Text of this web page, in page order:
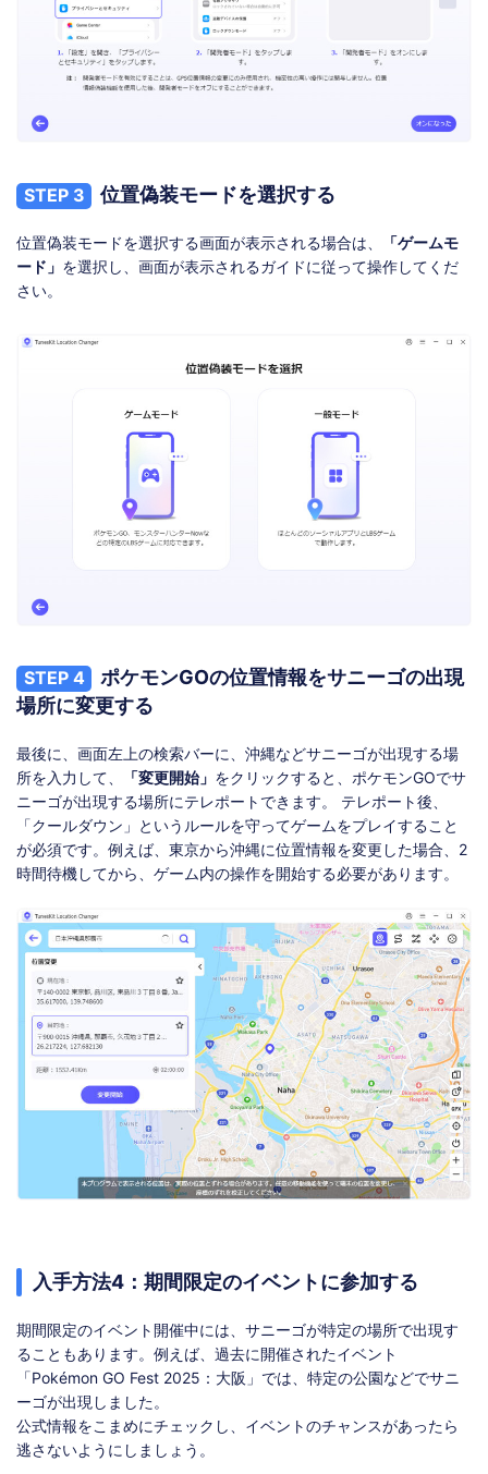
STEP 3 位置偽装モードを選択する
位置偽装モードを選択する画面が表示される場合は、
「ゲームモ
ード」 を選択し、画面が表示されるガイドに従って操作してくだ
さい。
STEP 4
ポケモンGOの位置情報をサニーゴの出現
場所に変更する
最後に、画面左上の検索バーに、沖縄などサニーゴが出現する場
所を入力して、
「変更開始」 をクリックすると、ポケモンGOでサ
ニーゴが出現する場所にテレポートできます。 テレポート後、
「クールダウン」というルールを守ってゲームをプレイすること
が必須です。例えば、東京から沖縄に位置情報を変更した場合、2
時間待機してから、ゲーム内の操作を開始する必要があります。
入手方法4：期間限定のイベントに参加する
期間限定のイベント開催中には、サニーゴが特定の場所で出現す
ることもあります。例えば、過去に開催されたイベント
「Pokémon GO Fest 2025：大阪」では、特定の公園などでサニ
ーゴが出現しました。
公式情報をこまめにチェックし、イベントのチャンスがあったら
逃さないようにしましょう。